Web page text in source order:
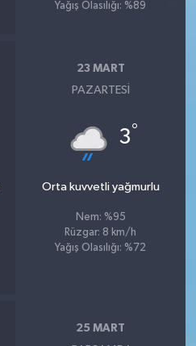
Yağış Olasılığı: %89
23 MART
PAZARTESI
3°
Orta kuvvetli yağmurlu
Nem: %95
Rüzgar: 8 km/h
Yağış Olasılığı: %72
25 MART